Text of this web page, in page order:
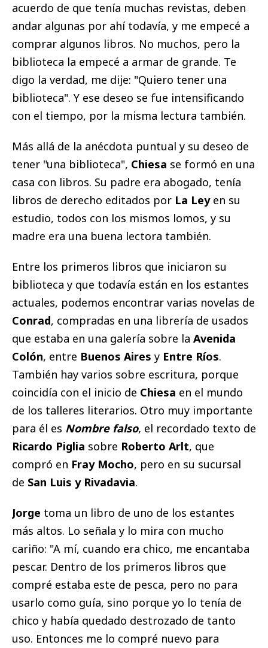
acuerdo de que tenía muchas revistas, deben
andar algunas por ahí todavía, y me empecé a
comprar algunos libros. No muchos, pero la
biblioteca la empecé a armar de grande. Te
digo la verdad, me dije: "Quiero tener una
biblioteca". Y ese deseo se fue intensificando
con el tiempo, por la misma lectura también.
Más allá de la anécdota puntual y su deseo de
tener "una biblioteca", Chiesa se formó en una
casa con libros. Su padre era abogado, tenía
libros de derecho editados por La Ley en su
estudio, todos con los mismos lomos, y su
madre era una buena lectora también.
Entre los primeros libros que iniciaron su
biblioteca y que todavía están en los estantes
actuales, podemos encontrar varias novelas de
Conrad, compradas en una librería de usados
que estaba en una galería sobre la Avenida
Colón, entre Buenos Aires y Entre Ríos.
También hay varios sobre escritura, porque
coincidía con el inicio de Chiesa en el mundo
de los talleres literarios. Otro muy importante
para él es Nombre falso, el recordado texto de
Ricardo Piglia sobre Roberto Arlt, que
compró en Fray Mocho, pero en su sucursal
de San Luis y Rivadavia.
Jorge toma un libro de uno de los estantes
más altos. Lo señala y lo mira con mucho
cariño: "A mí, cuando era chico, me encantaba
pescar. Dentro de los primeros libros que
compré estaba este de pesca, pero no para
usarlo como guía, sino porque yo lo tenía de
chico y había quedado destrozado de tanto
uso. Entonces me lo compré nuevo para